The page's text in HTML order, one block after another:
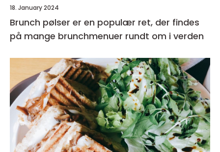
18. January 2024
Brunch pølser er en populær ret, der findes
på mange brunchmenuer rundt om i verden